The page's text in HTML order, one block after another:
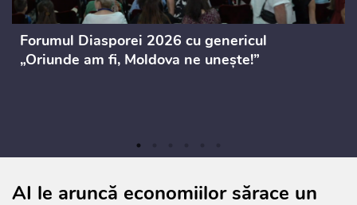
Forumul Diasporei 2026 cu genericul
„Oriunde am fi, Moldova ne unește!”
AI le aruncă economiilor sărace un